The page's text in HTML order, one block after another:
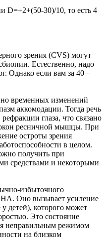
D=+2+(50-30)/10, то есть 4
зрения (CVS) могут
Естественно, надо
Однако если вам за 40 –
но временных изменений
аккомодации. Тогда речь
глаза, что связано
ресничной мышцы. При
остроты зрения
в целом.
получить при
средствами и некоторыми
избыточного
Оно вызывает усиление
детей), которого может
Это состояние
неправильным режимом
на близком